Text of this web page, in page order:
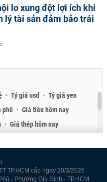
lo xung đột lợi ích khi
lý tài sản đảm bảo trái
Tỷ giá usd
Tỷ giá yen
phê
Giá tiêu hôm nay
Giá thép hôm nay
TP.HCM cấp ngày 20/3/2026
- Phường Gia Định - TP.HCM